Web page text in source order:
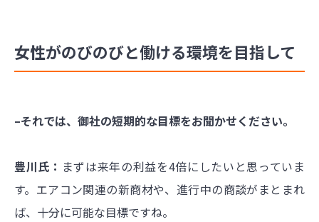
女性がのびのびと働ける環境を目指して
–それでは、御社の短期的な目標をお聞かせください。
豊川氏： まずは来年の利益を4倍にしたいと思っていま
す。エアコン関連の新商材や、進行中の商談がまとまれ
ば、十分に可能な目標ですね。